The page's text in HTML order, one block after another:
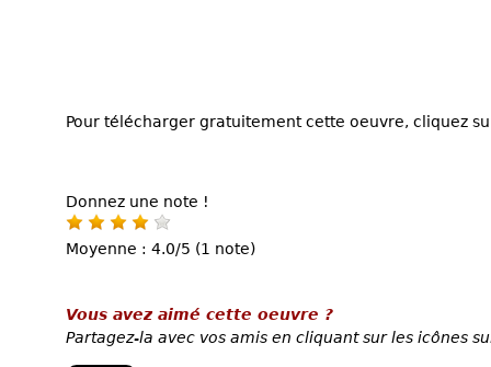
Pour télécharger gratuitement cette oeuvre, cliquez
Donnez une note !
Moyenne : 4.0/5 (1 note)
Vous avez aimé cette oeuvre ?
Partagez-la avec vos amis en cliquant sur les icônes